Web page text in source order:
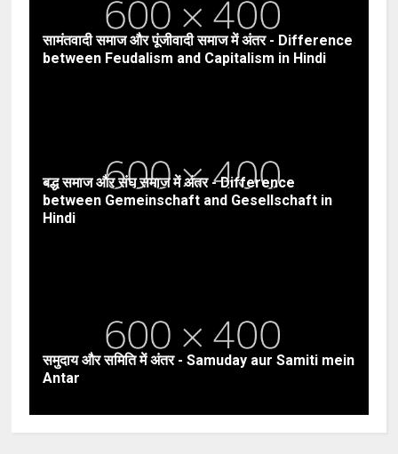
सामंतवादी समाज और पूंजीवादी समाज में अंतर - Difference
between Feudalism and Capitalism in Hindi
बद्ध समाज और संघ समाज में अंतर - Difference
between Gemeinschaft and Gesellschaft in
Hindi
समुदाय और समिति में अंतर - Samuday aur Samiti mein
Antar